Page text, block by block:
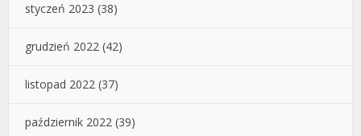
styczeń 2023 (38)
grudzień 2022 (42)
listopad 2022 (37)
październik 2022 (39)